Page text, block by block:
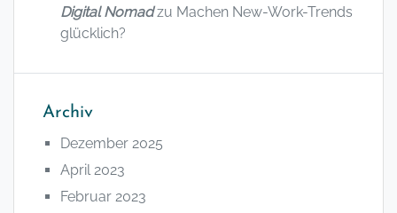
Digital Nomadzu Machen New-Work-Trends
glücklich?
Archiv
Dezember 2025
April 2023
Februar 2023